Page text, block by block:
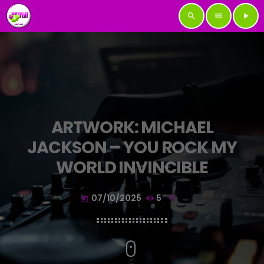
search menu play_arrow
ARTWORK: MICHAEL
JACKSON – YOU ROCK MY
WORLD INVINCIBLE
today 07/10/2025 5